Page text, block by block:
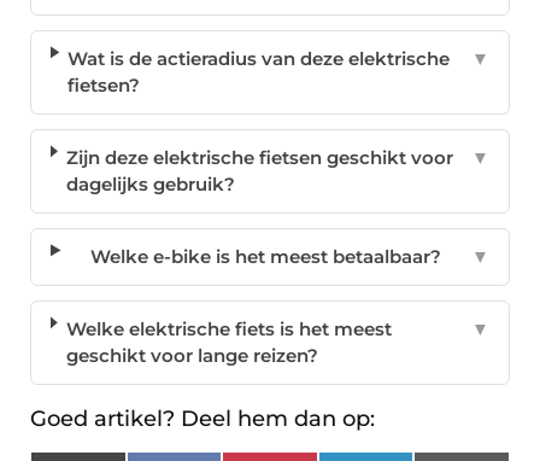
Wat is de actieradius van deze elektrische
fietsen?
▼
Zijn deze elektrische fietsen geschikt voor
dagelijks gebruik?
▼
Welke e-bike is het meest betaalbaar? ▼
Welke elektrische fiets is het meest
geschikt voor lange reizen?
▼
Goed artikel? Deel hem dan op: